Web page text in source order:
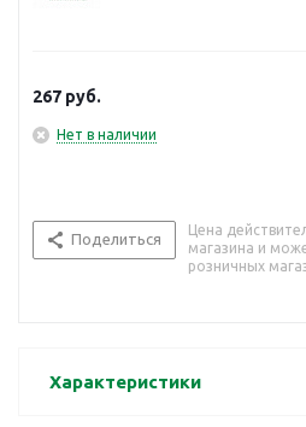
267 руб.
Нет в наличии
Поделиться
Цена
магазина и
розничных
Характеристики